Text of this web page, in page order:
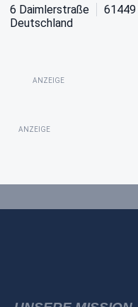
6 Daimlerstraße 61449
Deutschland
ANZEIGE
ANZEIGE